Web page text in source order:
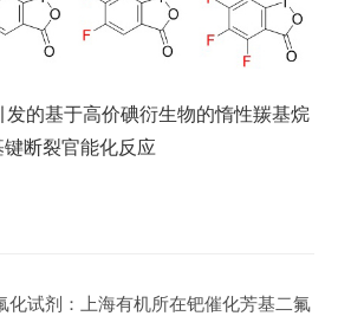
发的基于高价碘衍生物的惰性羰基烷
键断裂官能化反应
化试剂：上海有机所在钯催化芳基二氟